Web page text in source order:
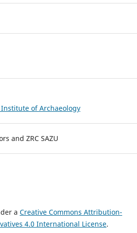
of Archaeology
and ZRC SAZU
a Creative Commons Attribution-
4.0 International License.